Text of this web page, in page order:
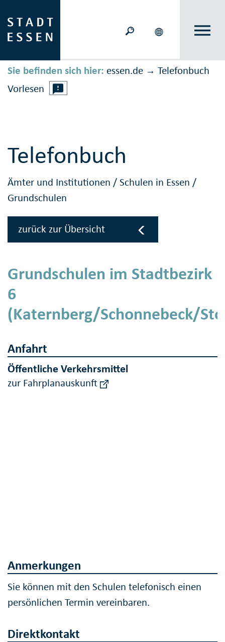
Sie befinden sich hier: essen.de → Telefonbuch
Vorlesen
Telefonbuch
Ämter und Institutionen /Schulen in Essen /
Grundschulen
zurück zur Übersicht
Grundschulen im Stadtbezirk
6
(Katernberg/Schonnebeck/
Anfahrt
Öffentliche Verkehrsmittel
zur Fahrplanauskunft
Anmerkungen
Sie können mit den Schulen telefonisch einen
persönlichen Termin vereinbaren.
Direktkontakt